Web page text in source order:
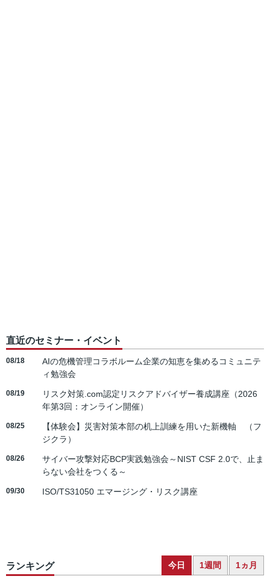
直近のセミナー・イベント
08/18
AIの危機管理コラボルーム企業の知恵を集めるコミュニテ
ィ勉強会
08/19
リスク対策.com認定リスクアドバイザー養成講座（2026
年第3回：オンライン開催）
08/25
【体験会】災害対策本部の机上訓練を用いた新機軸 （フ
ジクラ）
08/26
サイバー攻撃対応BCP実践勉強会～NIST CSF 2.0で、止ま
らない会社をつくる～
09/30 ISO/TS31050 エマージング・リスク講座
ランキング 今日 1週間 1ヵ月